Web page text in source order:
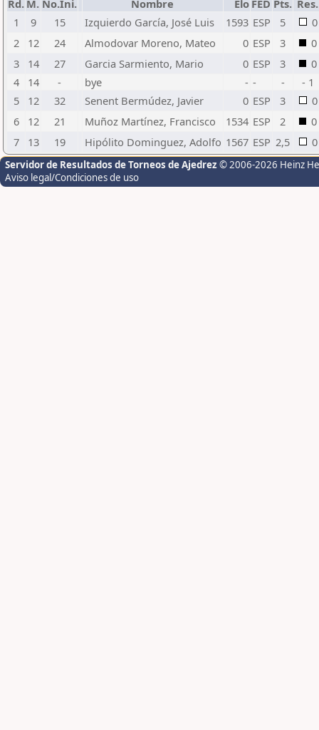
Rd. M. No.Ini. Nombre Elo FED Pts. Res.
1
9 15 Izquierdo García, José Luis 1593 ESP 5
0
2
12 24 Almodovar Moreno, Mateo 0 ESP 3
0
3
14 27 Garcia Sarmiento, Mario 0 ESP 3
0
4
14 - bye - - -
- 1
5
12 32 Senent Bermúdez, Javier 0 ESP 3
0
6
12 21 Muñoz Martínez, Francisco 1534 ESP 2
0
7
13 19 Hipólito Dominguez, Adolfo 1567 ESP 2,5 0
Servidor de Resultados de Torneos de Ajedrez © 2006-2026 Heinz
Aviso legal/Condiciones de uso